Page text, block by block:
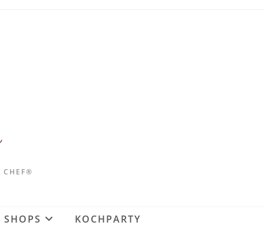
CHEF®
SHOPS
KOCHPARTY